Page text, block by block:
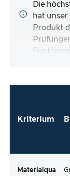
Die
hat unser
Produkt
Kriterium
Materialqua